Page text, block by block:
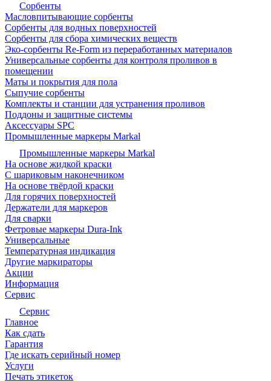
Сорбенты
Масловпитывающие сорбенты
Сорбенты для водных поверхностей
Сорбенты для сбора химических веществ
Эко-сорбенты Re-Form из переработанных материалов
Универсальные сорбенты для контроля проливов в
помещении
Маты и покрытия для пола
Сыпучие сорбенты
Комплекты и станции для устранения проливов
Поддоны и защитные системы
Аксессуары SPC
Промышленные маркеры Markal
Промышленные маркеры Markal
На основе жидкой краски
С шариковым наконечником
На основе твёрдой краски
Для горячих поверхностей
Держатели для маркеров
Для сварки
Фетровые маркеры Dura-Ink
Универсальные
Температурная индикация
Другие маркираторы
Акции
Информация
Сервис
Сервис
Главное
Как сдать
Гарантия
Где искать серийный номер
Услуги
Печать этикеток